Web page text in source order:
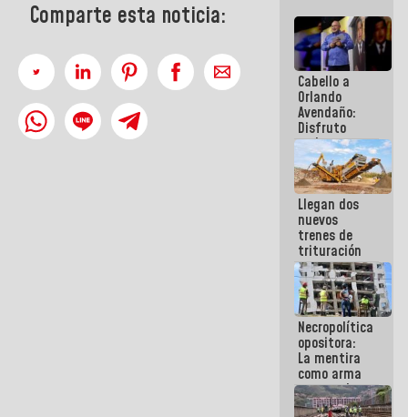
Comparte esta noticia:
Cabello a
Orlando
Avendaño:
Disfruto
cada vez
que escribes
porque lo
que haces
es
embarrarla
Llegan dos
nuevos
trenes de
trituración
para
optimizar
manejo de
escombros
en La Guaira
Necropolítica
opositora:
La mentira
como arma
contra el
Pueblo